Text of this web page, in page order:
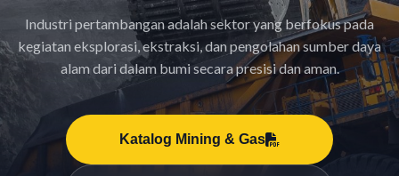
Industri pertambangan adalah sektor yang berfokus pada
kegiatan eksplorasi, ekstraksi, dan pengolahan sumber daya
alam dari dalam bumi secara presisi dan aman.
Katalog Mining & Gas